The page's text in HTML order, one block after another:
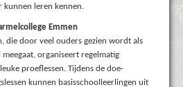
kunnen leren kennen.
Emmen
die door veel ouders gezien wordt als
organiseert regelmatig
proeflessen. Tijdens de doe-
kunnen basisschoolleerlingen uit